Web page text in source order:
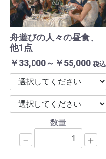
舟遊びの人々の昼食、
他1点
￥33,000～￥55,000 税込
数量
－ ＋